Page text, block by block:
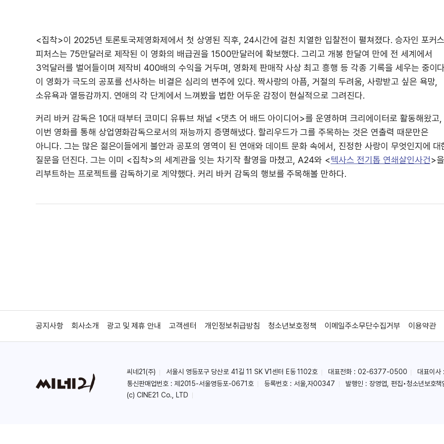
<집착>이 2025년 토론토국제영화제에서 첫 상영된 직후, 24시간에 걸친 치열한 입찰전이 펼쳐졌다. 승자인 포커스
피처스는 75만달러로 제작된 이 영화의 배급권을 1500만달러에 확보했다. 그리고 개봉 한달여 만에 전 세계에서
3억달러를 벌어들이며 제작비 400배의 수익을 거두며, 영화제 판매작 사상 최고 흥행 등 각종 기록을 세우는 중이
이 영화가 극도의 공포를 선사하는 비결은 심리의 변주에 있다. 짝사랑의 아픔, 거절의 두려움, 사랑받고 싶은 욕망,
소유욕과 열등감까지. 연애의 각 단계에서 느껴봤을 법한 어두운 감정이 현실적으로 그려진다.
커리 바커 감독은 10대 때부터 코미디 유튜브 채널 <댓츠 어 배드 아이디어>를 운영하며 크리에이터로 활동해왔고,
이번 영화를 통해 상업영화감독으로서의 재능까지 증명해냈다. 할리우드가 그를 주목하는 것은 연출력 때문만은
아니다. 그는 많은 젊은이들에게 불안과 공포의 영역이 된 연애와 데이트 문화 속에서, 진정한 사랑이 무엇인지에 대
질문을 던진다. 그는 이미 <집착>의 세계관을 잇는 차기작 촬영을 마쳤고, A24와 <텍사스 전기톱 연쇄살인사건>을
리부트하는 프로젝트를 감독하기로 계약했다. 커리 바커 감독의 행보를 주목해볼 만하다.
공지사항 회사소개 광고 및 제휴 안내 고객센터 개인정보취급방침 청소년보호정책 이메일주소무단수집거부 이용약관
씨네21(주) 서울시 영등포구 당산로 41길 11 SK V1센터 E동 1102호 대표전화 : 02-6377-0500 대표이사
통신판매업번호 : 제2015-서울영등포-0671호
등록번호 : 서울,자00347 발행인 : 장영엽, 편집•청소년보호책
(c) CINE21 Co., LTD